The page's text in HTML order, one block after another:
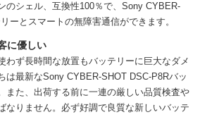
のシェル、互換性100％で、Sony CYBER-
ーとスマートの無障害通信ができます。
に優しい
わず長時間な放置もバッテリーに巨大なダメ
は最新なSony CYBER-SHOT DSC-P8Rバッ
また、出荷する前に一連の厳しい品質検査や
なりません。必ず好調で良質な新しいバッテ